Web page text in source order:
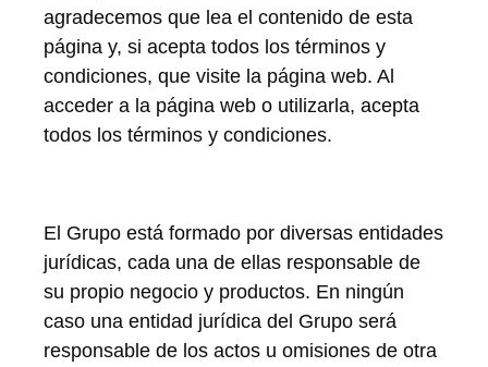
agradecemos que lea el contenido de esta
página y, si acepta todos los términos y
condiciones, que visite la página web. Al
acceder a la página web o utilizarla, acepta
todos los términos y condiciones.
El Grupo está formado por diversas entidades
jurídicas, cada una de ellas responsable de
su propio negocio y productos. En ningún
caso una entidad jurídica del Grupo será
responsable de los actos u omisiones de otra